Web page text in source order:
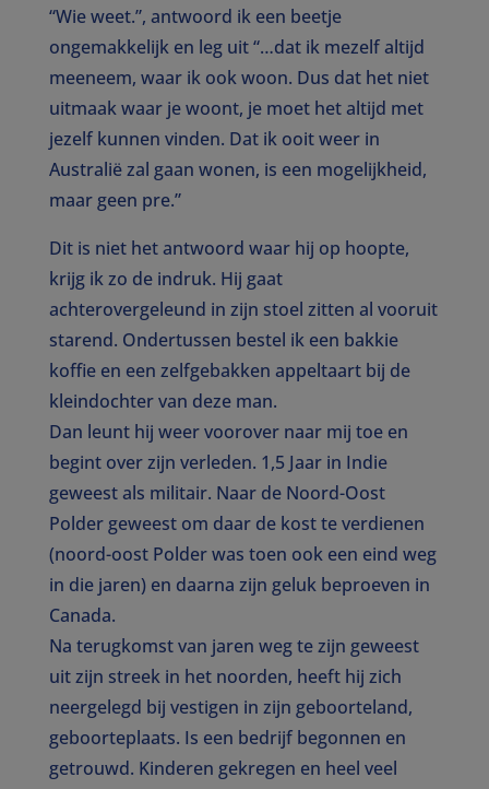
“Wie weet.”, antwoord ik een beetje
ongemakkelijk en leg uit “…dat ik mezelf altijd
meeneem, waar ik ook woon. Dus dat het niet
uitmaak waar je woont, je moet het altijd met
jezelf kunnen vinden. Dat ik ooit weer in
Australië zal gaan wonen, is een mogelijkheid,
maar geen pre.”
Dit is niet het antwoord waar hij op hoopte,
krijg ik zo de indruk. Hij gaat
achterovergeleund in zijn stoel zitten al vooruit
starend. Ondertussen bestel ik een bakkie
koffie en een zelfgebakken appeltaart bij de
kleindochter van deze man.
Dan leunt hij weer voorover naar mij toe en
begint over zijn verleden. 1,5 Jaar in Indie
geweest als militair. Naar de Noord-Oost
Polder geweest om daar de kost te verdienen
(noord-oost Polder was toen ook een eind weg
in die jaren) en daarna zijn geluk beproeven in
Canada.
Na terugkomst van jaren weg te zijn geweest
uit zijn streek in het noorden, heeft hij zich
neergelegd bij vestigen in zijn geboorteland,
geboorteplaats. Is een bedrijf begonnen en
getrouwd. Kinderen gekregen en heel veel